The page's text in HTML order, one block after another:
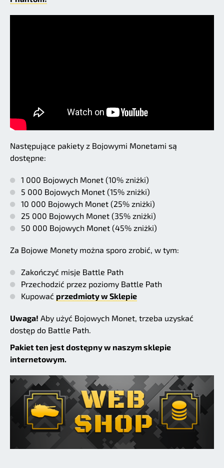
Następujące pakiety z Bojowymi Monetami są
dostępne:
1 000 Bojowych Monet (10% zniżki)
5 000 Bojowych Monet (15% zniżki)
10 000 Bojowych Monet (25% zniżki)
25 000 Bojowych Monet (35% zniżki)
50 000 Bojowych Monet (45% zniżki)
Za Bojowe Monety można sporo zrobić, w tym:
Zakończyć misje Battle Path
Przechodzić przez poziomy Battle Path
Kupować przedmioty w Sklepie
Uwaga! Aby użyć Bojowych Monet, trzeba uzyskać
dostęp do Battle Path.
Pakiet ten jest dostępny w naszym sklepie
internetowym.